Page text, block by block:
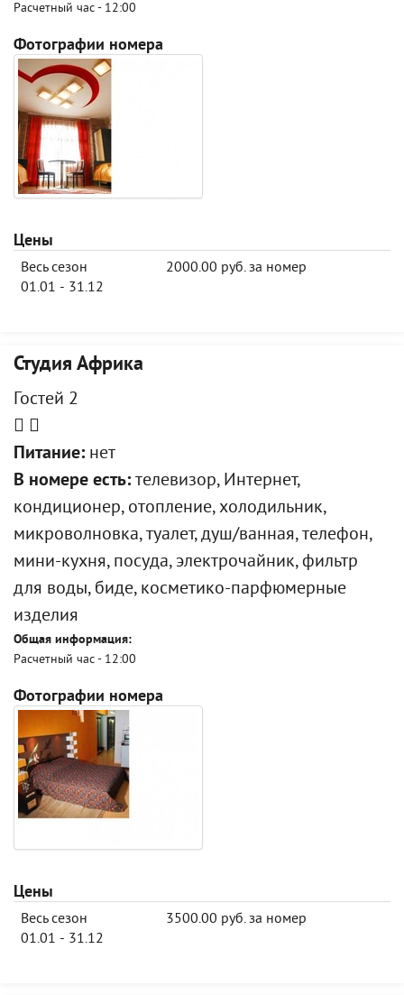
Расчетный час - 12:00
Фотографии номера
Цены
Весь сезон
01.01 - 31.12
2000.00 руб. за номер
Студия Африка
Гостей 2
Питание: нет
В номере есть: телевизор, Интернет,
кондиционер, отопление, холодильник,
микроволновка, туалет, душ/ванная, телефон,
мини-кухня, посуда, электрочайник, фильтр
для воды, биде, косметико-парфюмерные
изделия
Общая информация:
Расчетный час - 12:00
Фотографии номера
Цены
Весь сезон
01.01 - 31.12
3500.00 руб. за номер